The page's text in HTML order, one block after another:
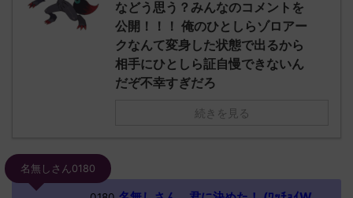
などう思う？みんなのコメントを
公開！！！ 俺のひとしらゾロアー
クなんて変身した状態で出るから
相手にひとしら証自慢できないん
だぞ不幸すぎだろ
続きを見る
名無しさん0180